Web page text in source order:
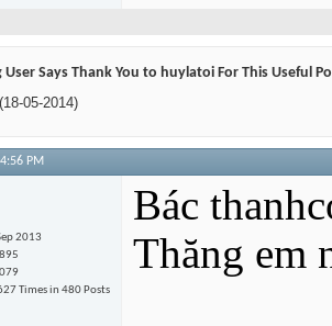
User Says Thank You to huylatoi For This Useful
05-2014)
PM
2013
Times in 480 Posts
Bác
Thăng em